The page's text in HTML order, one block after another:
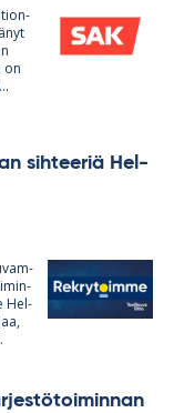
on
sih­tee­riä Hel­
Hel­